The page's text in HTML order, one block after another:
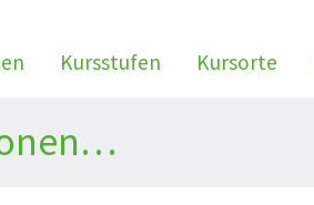
Kursstufen Kursorte